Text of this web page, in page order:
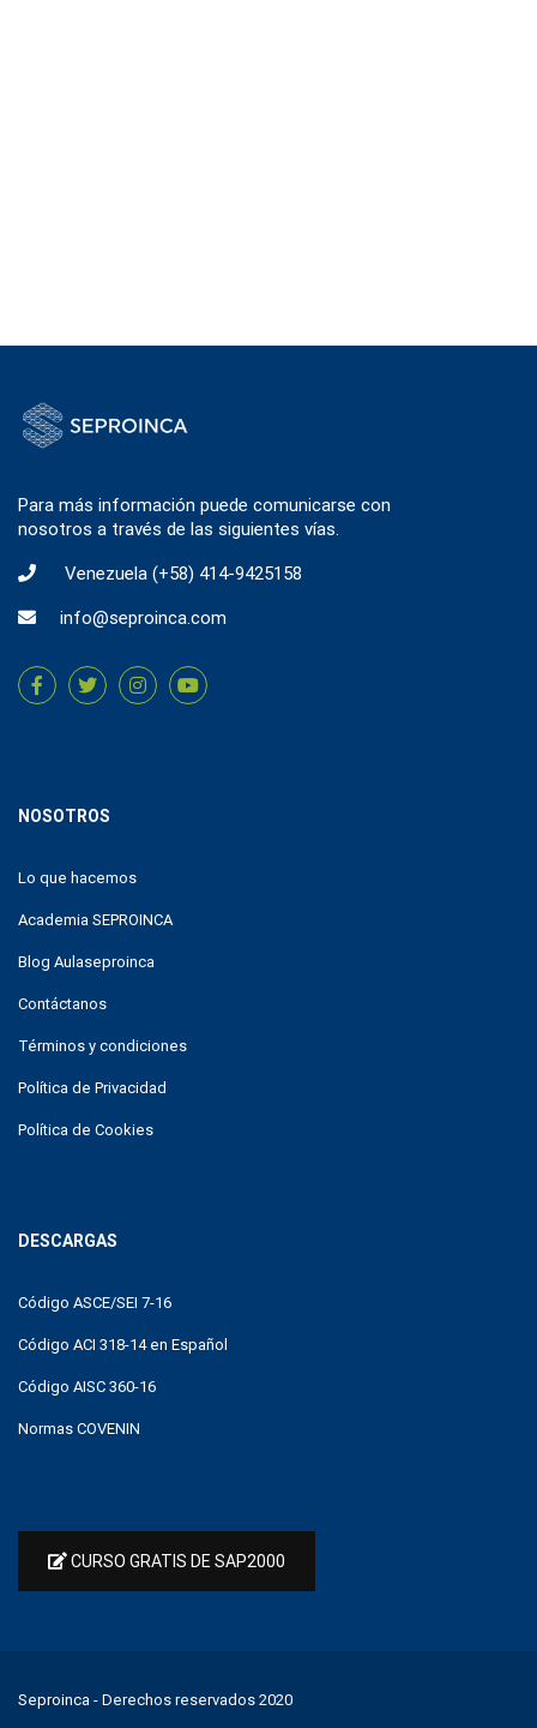
Para más información puede comunicarse con
nosotros a través de las siguientes vías.
Venezuela (+58) 414-9425158
info@seproinca.com
NOSOTROS
Lo que hacemos
Academia SEPROINCA
Blog Aulaseproinca
Contáctanos
Términos y condiciones
Política de Privacidad
Política de Cookies
DESCARGAS
Código ASCE/SEI 7-16
Código ACI 318-14 en Español
Código AISC 360-16
Normas COVENIN
CURSO GRATIS DE SAP2000
Seproinca - Derechos reservados 2020